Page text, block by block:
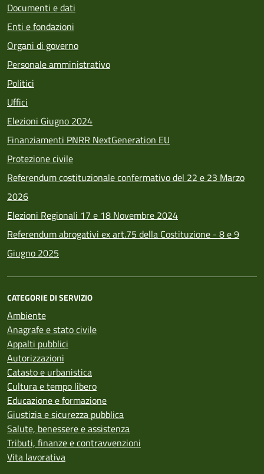
Documenti e dati
Enti e fondazioni
Organi di governo
Personale amministrativo
Politici
Uffici
Elezioni Giugno 2024
Finanziamenti PNRR NextGeneration EU
Protezione civile
Referendum costituzionale confermativo del 22 e 23 Marzo
2026
Elezioni Regionali 17 e 18 Novembre 2024
Referendum abrogativi ex art.75 della Costituzione - 8 e 9
Giugno 2025
CATEGORIE DI SERVIZIO
Ambiente
Anagrafe e stato civile
Appalti pubblici
Autorizzazioni
Catasto e urbanistica
Cultura e tempo libero
Educazione e formazione
Giustizia e sicurezza pubblica
Salute, benessere e assistenza
Tributi, finanze e contravvenzioni
Vita lavorativa